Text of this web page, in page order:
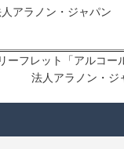
アラノン・ジャパン
ーフレット「アルコ
法人アラノン・ジ